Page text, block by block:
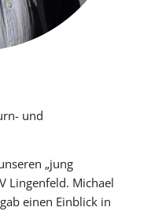
und
„jung
Lingenfeld. Michael
einen Einblick in